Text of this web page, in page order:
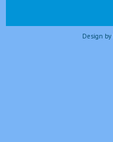
Design by